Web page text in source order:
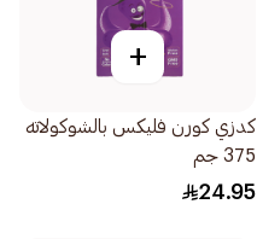
+
كدزي كورن فليكس بالشوكولاته
375 جم
24.95